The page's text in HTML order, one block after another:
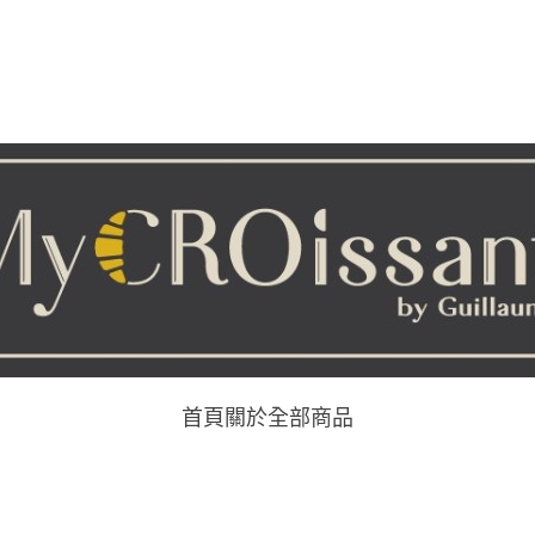
首頁 關於全部商品